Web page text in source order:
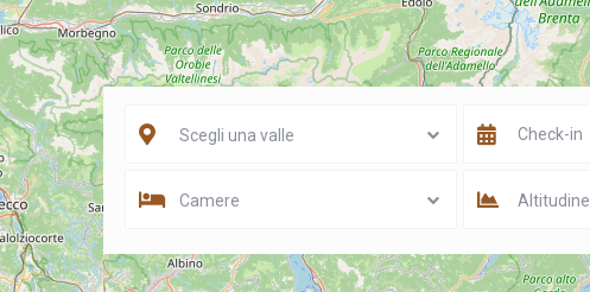
Scegli una valle
Camere Altitudine